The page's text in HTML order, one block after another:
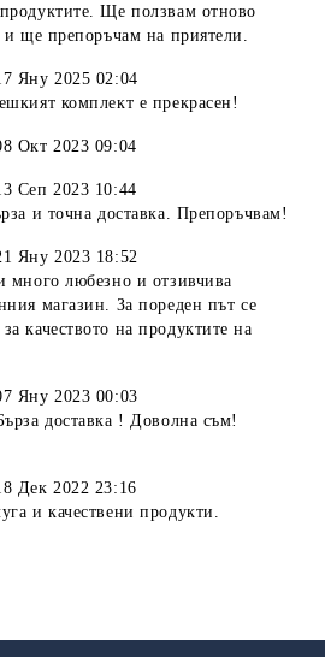
Ще ползвам отново
и ще препоръчам на приятели.
Яну 2025 02:04
комплект е прекрасен!
Окт 2023 09:04
Сеп 2023 10:44
и точна доставка. Препоръчвам!
Яну 2023 18:52
много любезно и отзивчива
магазин. За пореден път се
качеството на продуктите на
Яну 2023 00:03
доставка ! Доволна съм!
Дек 2022 23:16
и качествени продукти.